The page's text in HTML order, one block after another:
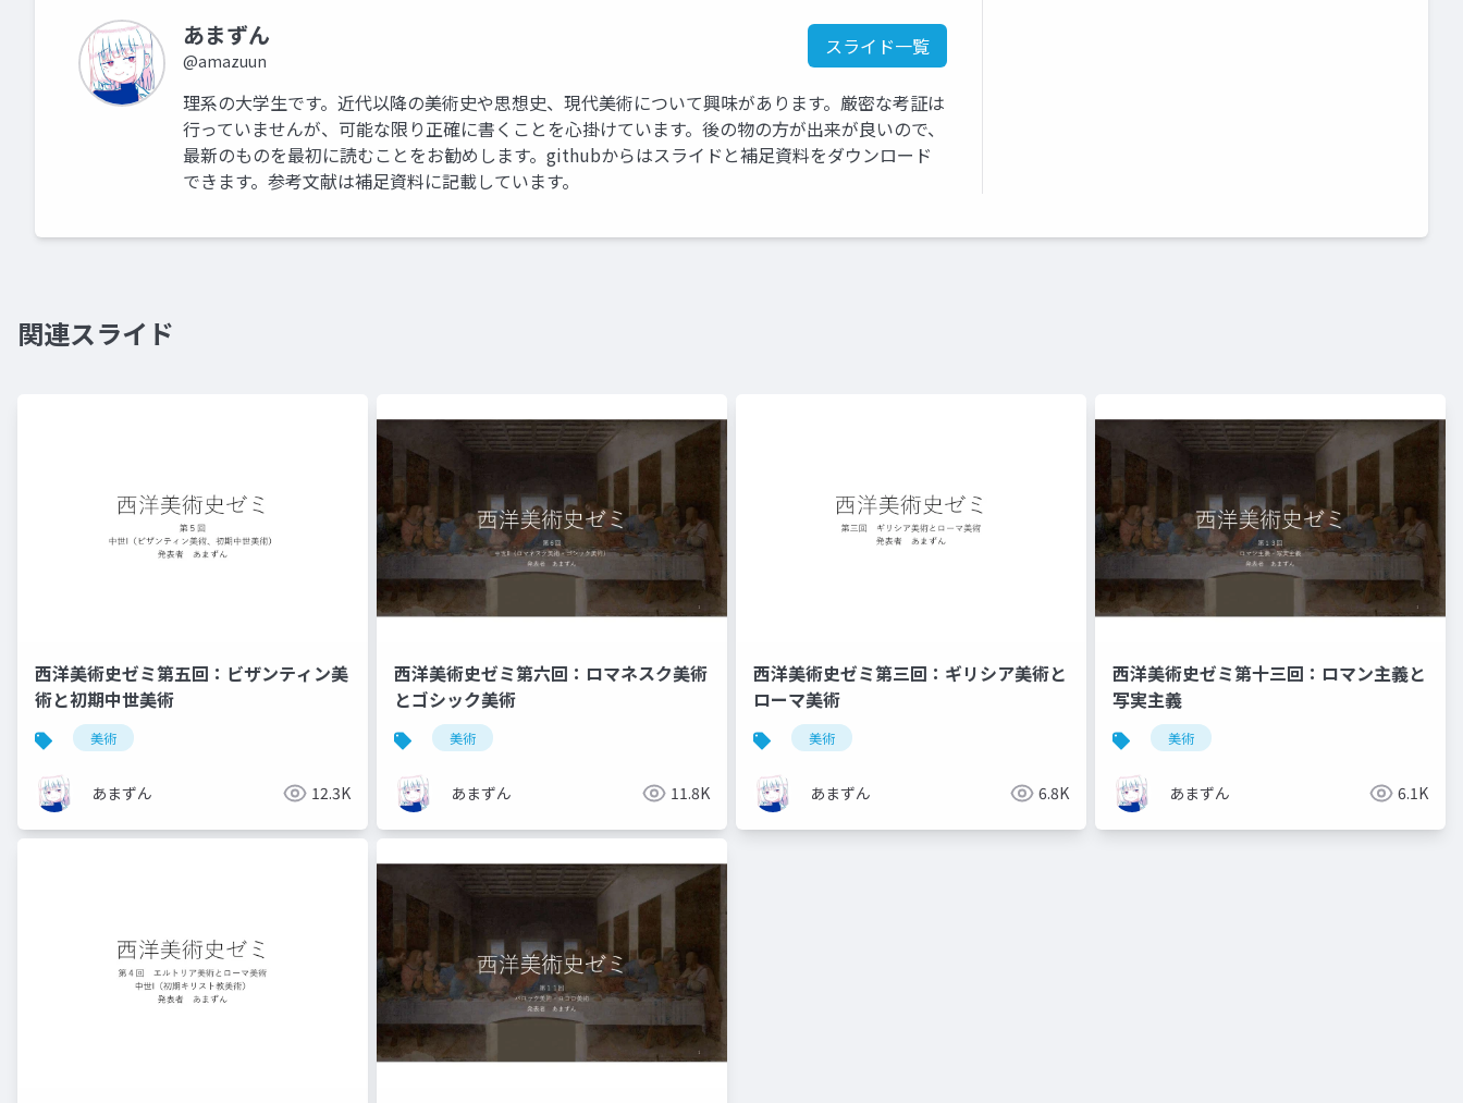
あまずん
@amazuun
スライド一覧
理系の大学生です。近代以降の美術史や思想史、現代美術について興味があります。厳密な考証は
行っていませんが、可能な限り正確に書くことを心掛けています。後の物の方が出来が良いので、
最新のものを最初に読むことをお勧めします。githubからはスライドと補足資料をダウンロード
できます。参考文献は補足資料に記載しています。
関連スライド
西洋美術史ゼミ第五回：ビザンティン美
術と初期中世美術
美術
あまずん 12.3K
西洋美術史ゼミ第六回：ロマネスク美術
とゴシック美術
美術
あまずん 11.8K
西洋美術史ゼミ第三回：ギリシア美術と
ローマ美術
美術
あまずん 6.8K
西洋美術史ゼミ第十三回：ロマン主義と
写実主義
美術
あまずん 6.1K